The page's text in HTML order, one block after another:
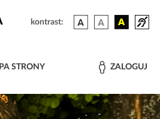
kontrast:
STRONY ZALOGUJ